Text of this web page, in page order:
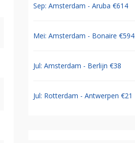
Sep: Amsterdam - Aruba €614
Mei: Amsterdam - Bonaire €594
Jul: Amsterdam - Berlijn €38
Jul: Rotterdam - Antwerpen €21